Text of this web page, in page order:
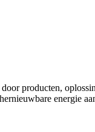
producten,
energie